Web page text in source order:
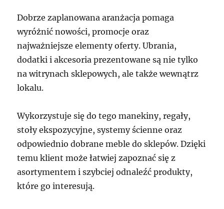
Dobrze zaplanowana aranżacja pomaga
wyróżnić nowości, promocje oraz
najważniejsze elementy oferty. Ubrania,
dodatki i akcesoria prezentowane są nie tylko
na witrynach sklepowych, ale także wewnątrz
lokalu.
Wykorzystuje się do tego manekiny, regały,
stoły ekspozycyjne, systemy ścienne oraz
odpowiednio dobrane meble do sklepów. Dzięki
temu klient może łatwiej zapoznać się z
asortymentem i szybciej odnaleźć produkty,
które go interesują.